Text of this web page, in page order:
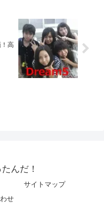
高
んだ！
サイトマップ
せ